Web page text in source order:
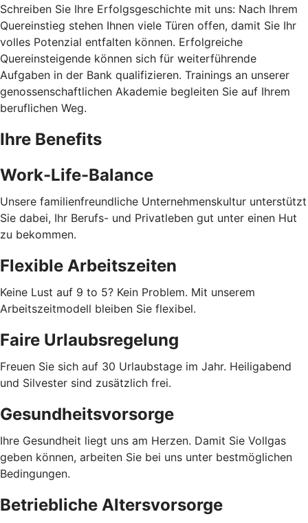
Schreiben Sie Ihre Erfolgsgeschichte mit uns: Nach Ihrem
Quereinstieg stehen Ihnen viele Türen offen, damit Sie Ihr
volles Potenzial entfalten können. Erfolgreiche
Quereinsteigende können sich für weiterführende
Aufgaben in der Bank qualifizieren. Trainings an unserer
genossenschaftlichen Akademie begleiten Sie auf Ihrem
beruflichen Weg.
Ihre Benefits
Work-Life-Balance
Unsere familienfreundliche Unternehmenskultur unterstützt
Sie dabei, Ihr Berufs- und Privatleben gut unter einen Hut
zu bekommen.
Flexible Arbeitszeiten
Keine Lust auf 9 to 5? Kein Problem. Mit unserem
Arbeitszeitmodell bleiben Sie flexibel.
Faire Urlaubsregelung
Freuen Sie sich auf 30 Urlaubstage im Jahr. Heiligabend
und Silvester sind zusätzlich frei.
Gesundheitsvorsorge
Ihre Gesundheit liegt uns am Herzen. Damit Sie Vollgas
geben können, arbeiten Sie bei uns unter bestmöglichen
Bedingungen.
Betriebliche Altersvorsorge